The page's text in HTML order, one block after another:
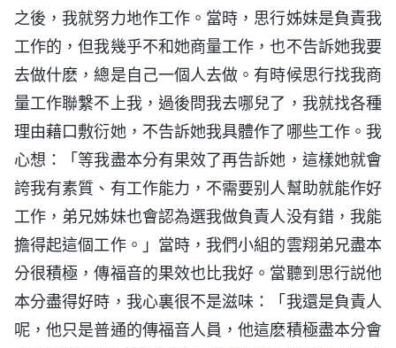
之後，我就努力地作工作。當時，思行姊妹是負責我
工作的，但我幾乎不和她商量工作，也不告訴她我要
去做什麽，總是自己一個人去做。有時候思行找我商
量工作聯繫不上我，過後問我去哪兒了，我就找各種
理由藉口敷衍她，不告訴她我具體作了哪些工作。我
心想：「等我盡本分有果效了再告訴她，這樣她就會
誇我有素質、有工作能力，不需要别人幫助就能作好
工作，弟兄姊妹也會認為選我做負責人没有錯，我能
擔得起這個工作。」當時，我們小組的雲翔弟兄盡本
分很積極，傳福音的果效也比我好。當聽到思行説他
本分盡得好時，我心裏很不是滋味：「我還是負責人
呢，他只是普通的傳福音人員，他這麽積極盡本分會